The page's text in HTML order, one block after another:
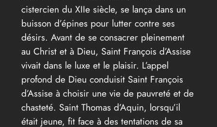
cistercien du XIIe siècle, se lança dans un
buisson d’épines pour lutter contre ses
désirs. Avant de se consacrer pleinement
au Christ et à Dieu, Saint François d’Assise
vivait dans le luxe et le plaisir. L’appel
profond de Dieu conduisit Saint François
d’Assise à choisir une vie de pauvreté et de
chasteté. Saint Thomas d’Aquin, lorsqu’il
était jeune, fit face à des tentations de sa